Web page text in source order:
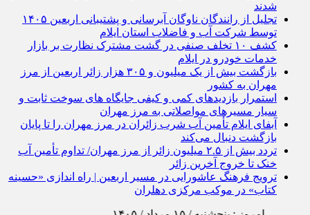
شدند
تجلیل از رانندگان ناوگان آبرسانی و پشتیبانی اربعین ۱۴۰۵
توسط شرکت آب و فاضلاب استان ایلام
کشف ۱۰ تخلف صنفی در گشت مشترک نظارت بر بازار
خدمات خودرو در ایلام
بازگشت بیش از یک میلیون و ۳۰۵ هزار زائر اربعین از مرز
مهران به کشور
استمرار بازدیدهای کمی و کیفی جایگاه‌ های سوخت ثابت و
سیار مسیرهای مواصلاتی به مرز مهران
آبفای ایلام تأمین آب شرب زائران در مرز مهران را تا پایان
بازگشت دنبال می‌کند
تردد بیش از ۲.۵ میلیون زائر از مرز مهران/ تداوم تأمین آب
خنک تا خروج آخرین زائر
ترویج فرهنگ عاشورایی در مسیر اربعین | راه‌ اندازی «حسینه
کتاب» در موکب مرکزی دهلران